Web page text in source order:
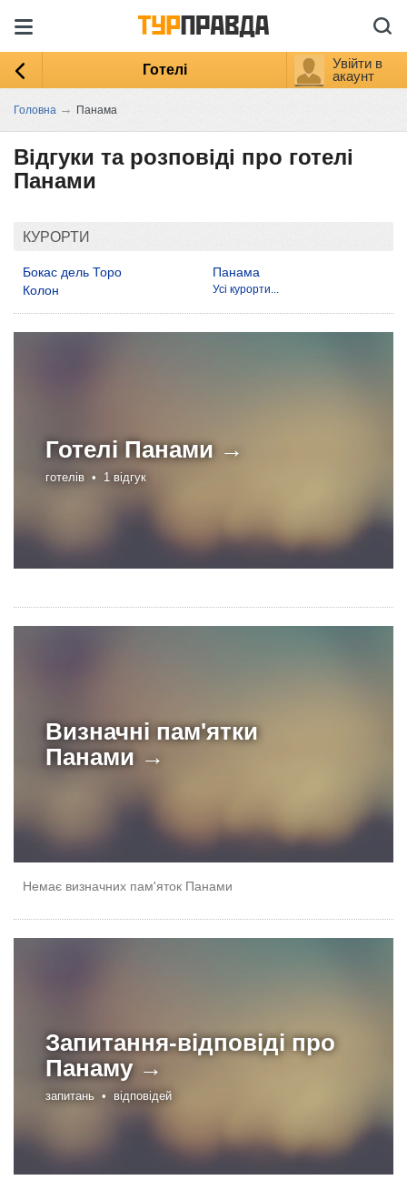
Готелі
Увійти в
акаунт
Головна → Панама
Відгуки та розповіді про готелі
Панами
КУРОРТИ
Бокас дель Торо
Колон
Панама
Усі курорти...
Готелі Панами →
готелів • 1 відгук
Визначні пам'ятки
Панами →
Немає визначних пам'яток Панами
Запитання-відповіді про
Панаму →
запитань • відповідей